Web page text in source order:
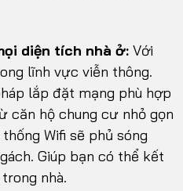
diện tích nhà ở: Với
lĩnh vực viễn thông.
lắp đặt mạng phù hợp
căn hộ chung cư nhỏ gọn
Wifi sẽ phủ sóng
Giúp bạn có thể kết
nhà.